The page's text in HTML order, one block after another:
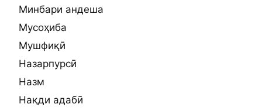
Минбари андеша
Мусоҳиба
Мушфиқӣ
Назарпурсӣ
Назм
Нақди адабӣ